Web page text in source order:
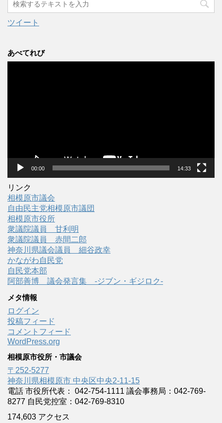
ブ
ツイート
あべてれび
00:00 14:33
リンク
相模原市議会
自由民主党相模原市議団
相模原市役所
衆議院議員 甘利明
衆議院議員 赤間二郎
神奈川県議会議員 細谷政幸
かながわ自民党
自民党本部
阿部善博 議会発言集 -ジブン・ギジロク-
メタ情報
ログイン
投稿フィード
コメントフィード
WordPress.org
相模原市役所・市議会
〒252-5277
神奈川県相模原市 中央区中央2-11-15
電話 市役所代表： 042-754-1111 議会事務局：042-769-
8277 自民党控室：042-769-8310
174,603 アクセス